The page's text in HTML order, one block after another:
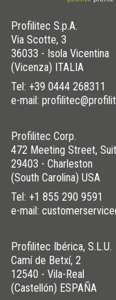
Profilitec S.p.A.
Via Scotte, 3
36033 - Isola Vicentina
(Vicenza) ITALIA
Tel: +39 0444 268311
e-mail:
Profilitec Corp.
472 Meeting Street,
29403 - Charleston
(South Carolina) USA
Tel: +1 855 290 9591
e-mail:
Profilitec Ibérica, S.L.U.
Camí de Betxí, 2
12540 - Vila-Real
(Castellón) ESPAÑA